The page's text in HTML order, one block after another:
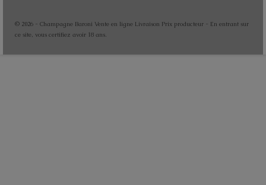
© 2026 - Champagne Baroni Vente en ligne Livraison Prix producteur - En entrant sur
ce site, vous certifiez avoir 18 ans.